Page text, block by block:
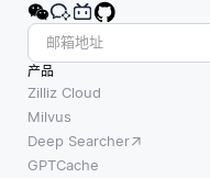
产品
Zilliz Cloud
Milvus
Deep Searcher
GPTCache